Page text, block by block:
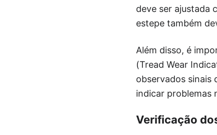
deve ser ajustada
estepe também
Além disso, é
(Tread Wear
observados sinais
indicar problemas
Verificação